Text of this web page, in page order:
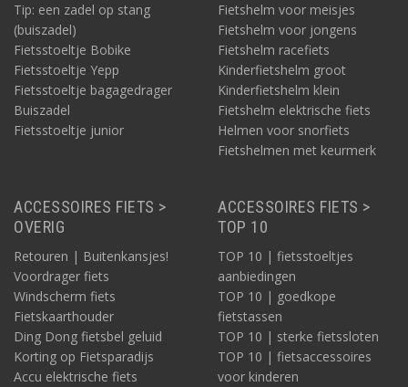
Tip: een zadel op stang
(buiszadel)
Fietsstoeltje Bobike
Fietsstoeltje Yepp
Fietsstoeltje bagagedrager
Buiszadel
Fietsstoeltje junior
Fietshelm voor meisjes
Fietshelm voor jongens
Fietshelm racefiets
Kinderfietshelm groot
Kinderfietshelm klein
Fietshelm elektrische fiets
Helmen voor snorfiets
Fietshelmen met keurmerk
ACCESSOIRES FIETS >
OVERIG
Retouren | Buitenkansjes!
Voordrager fiets
Windscherm fiets
Fietskaarthouder
Ding Dong fietsbel geluid
Korting op Fietsparadijs
Accu elektrische fiets
ACCESSOIRES FIETS >
TOP 10
TOP 10 | fietsstoeltjes
aanbiedingen
TOP 10 | goedkope
fietstassen
TOP 10 | sterke fietssloten
TOP 10 | fietsaccessoires
voor kinderen